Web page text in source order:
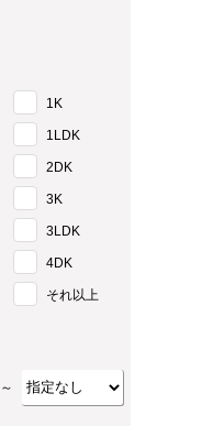
1K
1LDK
2DK
3K
3LDK
4DK
それ以上
～